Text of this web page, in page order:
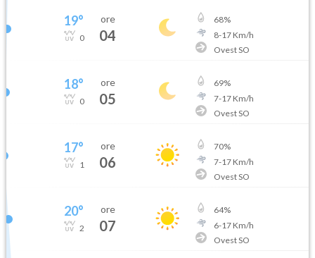
19°
0
ore
04
68%
8-17Km/h
Ovest SO
18°
0
ore
05
69%
7-17Km/h
Ovest SO
17°
1
ore
06
70%
7-17Km/h
Ovest SO
20°
2
ore
07
64%
6-17Km/h
Ovest SO